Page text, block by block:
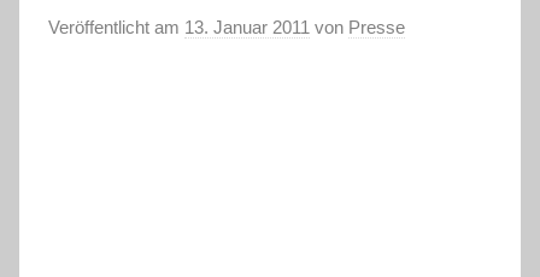
Veröffentlicht am 13. Januar 2011 von Presse